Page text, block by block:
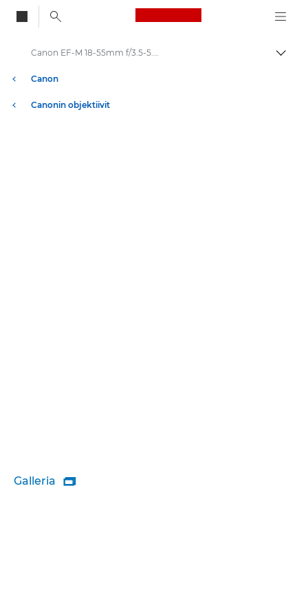
Canon Logo, back
Canon
Canonin objektiivit
Canon EF-M 18-55mm f/3.5-5.6 IS STM - Objektiivit – objektiivit valokuvaukseen
Galleria 